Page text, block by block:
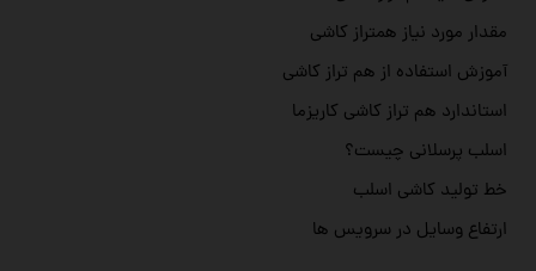
مقدار مورد نیاز همتراز کاشی
آموزش استفاده از هم تراز کاشی
استاندارد هم تراز کاشی کاریزما
اسلب پرسلانی چیست؟
خط تولید کاشی اسلب
ارتفاع وسایل در سرویس ها